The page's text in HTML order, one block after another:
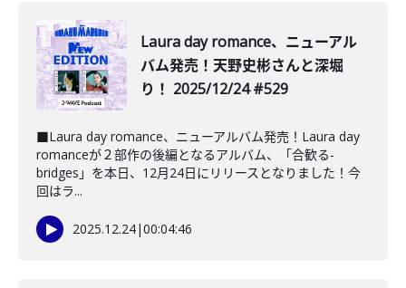
Laura day romance、ニューアル
バム発売！天野史彬さんと深堀
り！ 2025/12/24 #529
■Laura day romance、ニューアルバム発売！Laura day
romanceが２部作の後編となるアルバム、「合歓る-
bridges」を本日、12月24日にリリースとなりました！今
回はラ...
2025.12.24|00:04:46